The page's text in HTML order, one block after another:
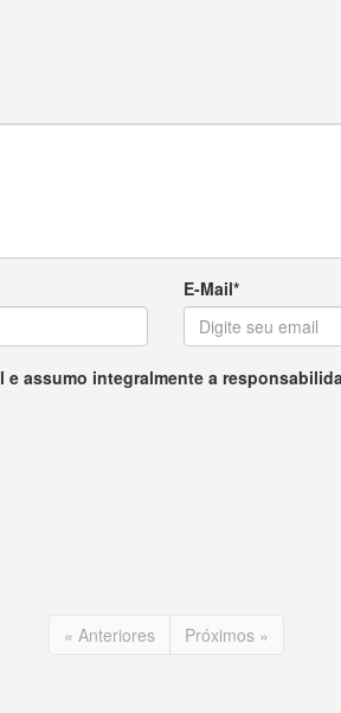
E-Mail*
assumo integralmente a
« Anteriores Próximos »